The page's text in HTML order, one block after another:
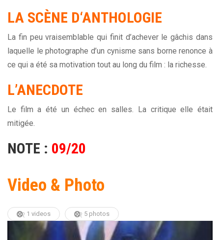
LA SCÈNE D‘ANTHOLOGIE
La fin peu vraisemblable qui finit d’achever le gâchis dans
laquelle le photographe d’un cynisme sans borne renonce à
ce qui a été sa motivation tout au long du film : la richesse.
L’ANECDOTE
Le film a été un échec en salles. La critique elle était
mitigée.
NOTE : 09/20
Video & Photo
1 videos 5 photos